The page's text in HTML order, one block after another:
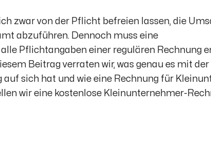
zwar von der Pflicht befreien lassen, die
abzuführen. Dennoch muss eine
Pflichtangaben einer regulären Rechnung
Beitrag verraten wir, was genau es mit der
auf sich hat und wie eine Rechnung für
wir eine kostenlose Kleinunternehmer-